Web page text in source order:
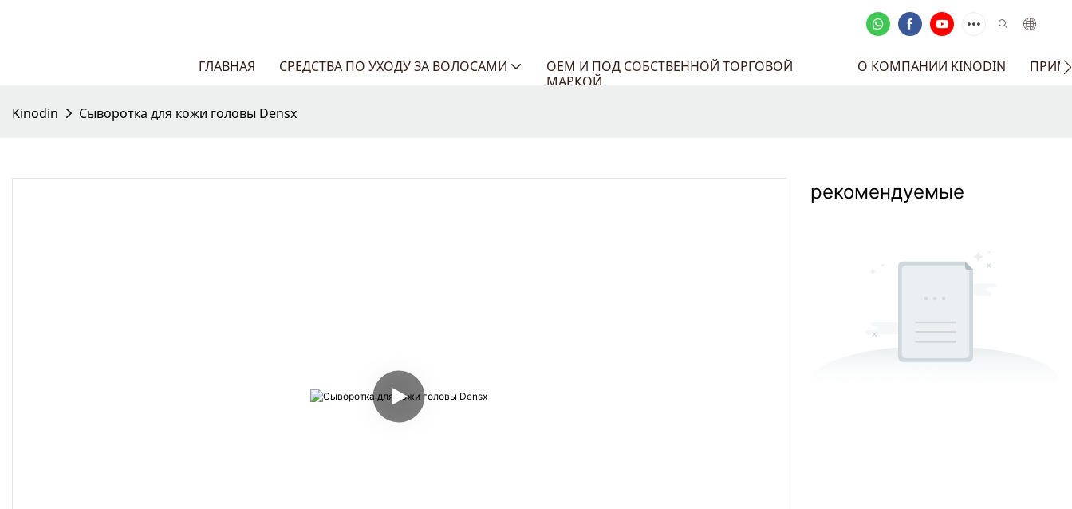
ГЛАВНАЯ СРЕДСТВА ПО УХОДУ ЗА ВОЛОСАМИ
OEM И ПОД СОБСТВЕННОЙ ТОРГОВОЙ
МАРКОЙ
О КОМПАНИИ KINODIN
Kinodin Сыворотка для кожи головы Densx
рекомендуемые